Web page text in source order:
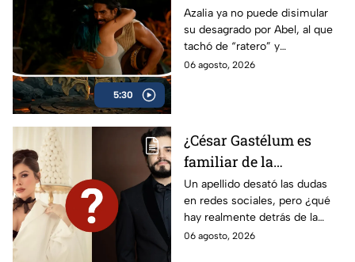
5:30
Llamas! Azalia explota
contra Abel y Rey
Grupero queda
eliminado
Azalia ya no puede disimular
su desagrado por Abel, al que
tachó de “ratero” y
supuestamente querer
06 agosto, 2026
¿César Gastélum es
familiar de la
influencer Ana
Gastelum? Esto es lo
que se sabe sobre su
posible parentesco
Un apellido desató las dudas
en redes sociales, pero ¿qué
hay realmente detrás de la
supuesta conexión entre
06 agosto, 2026